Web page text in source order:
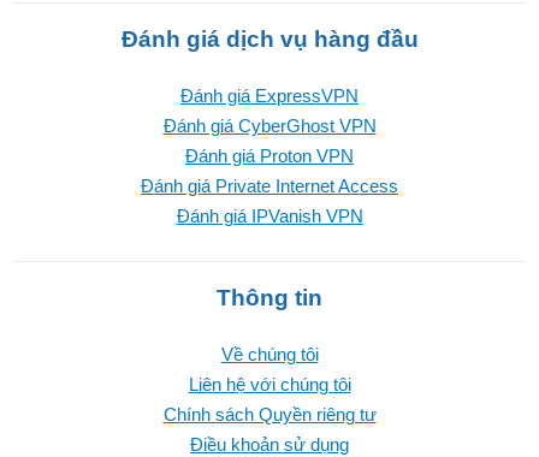
Đánh giá dịch vụ hàng đầu
Đánh giá ExpressVPN
Đánh giá CyberGhost VPN
Đánh giá Proton VPN
Đánh giá Private Internet Access
Đánh giá IPVanish VPN
Thông tin
Về chúng tôi
Liên hệ với chúng tôi
Chính sách Quyền riêng tư
Điều khoản sử dụng